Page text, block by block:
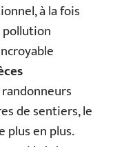
à la fois
de sentiers, le
en plus.